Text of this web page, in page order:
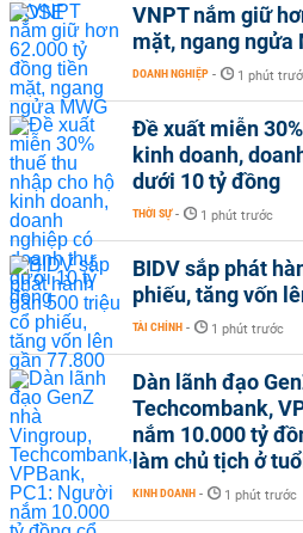
VNPT nắm giữ
mặt, ngang ngửa
DOANH NGHIỆP - 1 phút
Đề xuất miễn
kinh doanh,
dưới 10 tỷ đồng
THỜI SỰ - 1 phút trước
BIDV sắp phát
phiếu, tăng vốn
TÀI CHÍNH - 1 phút trước
Dàn lãnh đạo
Techcombank,
nắm 10.000 tỷ
làm chủ tịch ở
KINH DOANH - 1 phút trước